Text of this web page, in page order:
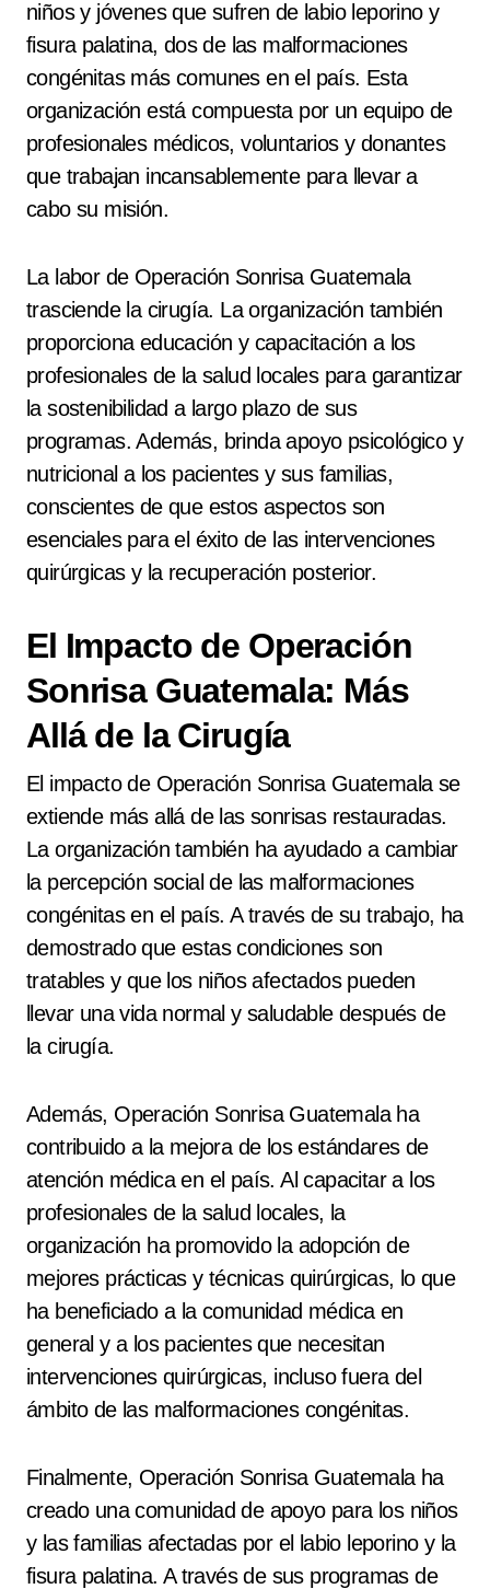
niños y jóvenes que sufren de labio leporino y
fisura palatina, dos de las malformaciones
congénitas más comunes en el país. Esta
organización está compuesta por un equipo de
profesionales médicos, voluntarios y donantes
que trabajan incansablemente para llevar a
cabo su misión.
La labor de Operación Sonrisa Guatemala
trasciende la cirugía. La organización también
proporciona educación y capacitación a los
profesionales de la salud locales para garantizar
la sostenibilidad a largo plazo de sus
programas. Además, brinda apoyo psicológico y
nutricional a los pacientes y sus familias,
conscientes de que estos aspectos son
esenciales para el éxito de las intervenciones
quirúrgicas y la recuperación posterior.
El Impacto de Operación
Sonrisa Guatemala: Más
Allá de la Cirugía
El impacto de Operación Sonrisa Guatemala se
extiende más allá de las sonrisas restauradas.
La organización también ha ayudado a cambiar
la percepción social de las malformaciones
congénitas en el país. A través de su trabajo, ha
demostrado que estas condiciones son
tratables y que los niños afectados pueden
llevar una vida normal y saludable después de
la cirugía.
Además, Operación Sonrisa Guatemala ha
contribuido a la mejora de los estándares de
atención médica en el país. Al capacitar a los
profesionales de la salud locales, la
organización ha promovido la adopción de
mejores prácticas y técnicas quirúrgicas, lo que
ha beneficiado a la comunidad médica en
general y a los pacientes que necesitan
intervenciones quirúrgicas, incluso fuera del
ámbito de las malformaciones congénitas.
Finalmente, Operación Sonrisa Guatemala ha
creado una comunidad de apoyo para los niños
y las familias afectadas por el labio leporino y la
fisura palatina. A través de sus programas de